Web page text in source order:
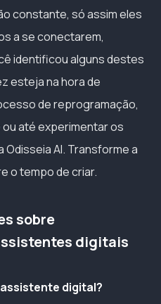
constante, só assim eles
a se conectarem,
identificou alguns destes
esteja na hora de
de reprogramação,
até experimentar os
AI. Transforme a
o tempo de criar.
sobre
digitais
digital?